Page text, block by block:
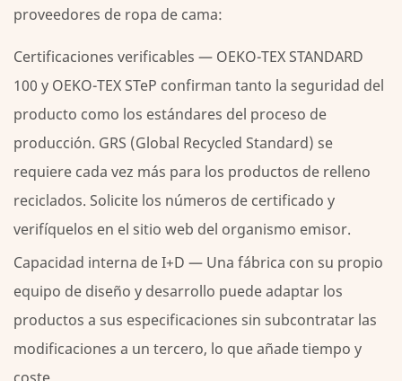
proveedores de ropa de cama:
Certificaciones verificables — OEKO-TEX STANDARD
100 y OEKO-TEX STeP confirman tanto la seguridad del
producto como los estándares del proceso de
producción. GRS (Global Recycled Standard) se
requiere cada vez más para los productos de relleno
reciclados. Solicite los números de certificado y
verifíquelos en el sitio web del organismo emisor.
Capacidad interna de I+D — Una fábrica con su propio
equipo de diseño y desarrollo puede adaptar los
productos a sus especificaciones sin subcontratar las
modificaciones a un tercero, lo que añade tiempo y